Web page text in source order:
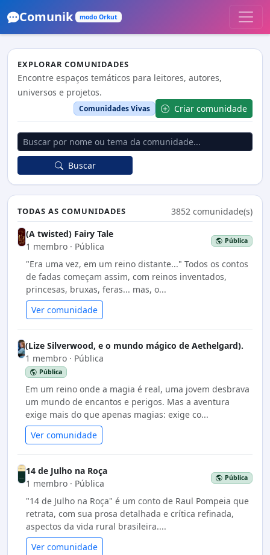
Comunik modo Orkut
EXPLORAR COMUNIDADES
Encontre espaços temáticos para leitores, autores,
universos e projetos.
Comunidades Vivas Criar comunidade
Buscar
TODAS AS COMUNIDADES
3852 comunidade(s)
(A twisted) Fairy Tale
1 membro · Pública
Pública
"Era uma vez, em um reino distante..." Todos os contos
de fadas começam assim, com reinos inventados,
princesas, bruxas, feras... mas, o...
Ver comunidade
(Lize Silverwood, e o mundo mágico de Aethelgard).
1 membro · Pública
Pública
Em um reino onde a magia é real, uma jovem desbrava
um mundo de encantos e perigos. Mas a aventura
exige mais do que apenas magias: exige co...
Ver comunidade
14 de Julho na Roça
1 membro · Pública
Pública
"14 de Julho na Roça" é um conto de Raul Pompeia que
retrata, com sua prosa detalhada e crítica refinada,
aspectos da vida rural brasileira....
Ver comunidade